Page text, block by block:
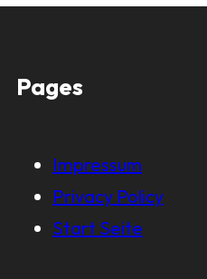
Pages
Impressum
Privacy Policy
Start Seite